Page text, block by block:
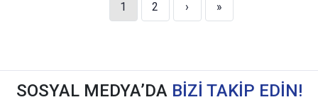
1 2 › »
SOSYAL MEDYA’DA BİZİ TAKİP EDİN!